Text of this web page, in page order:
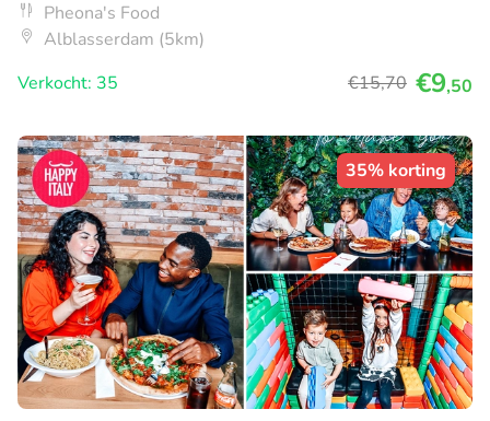
Pheona's Food
Alblasserdam (5km)
Verkocht: 35
€15,70 €9,50
35% korting